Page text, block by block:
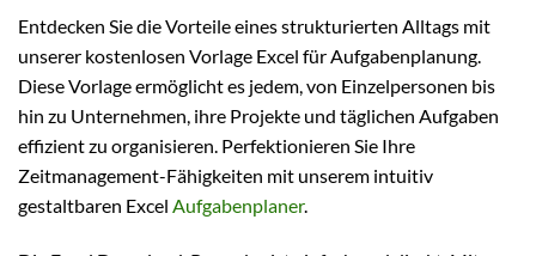
Entdecken Sie die Vorteile eines strukturierten Alltags mit
unserer kostenlosen Vorlage Excel für Aufgabenplanung.
Diese Vorlage ermöglicht es jedem, von Einzelpersonen bis
hin zu Unternehmen, ihre Projekte und täglichen Aufgaben
effizient zu organisieren. Perfektionieren Sie Ihre
Zeitmanagement-Fähigkeiten mit unserem intuitiv
gestaltbaren Excel Aufgabenplaner.